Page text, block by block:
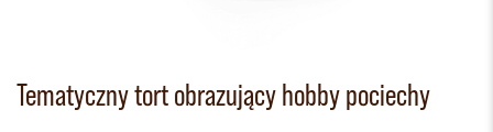
Tematyczny tort obrazujący hobby pociechy